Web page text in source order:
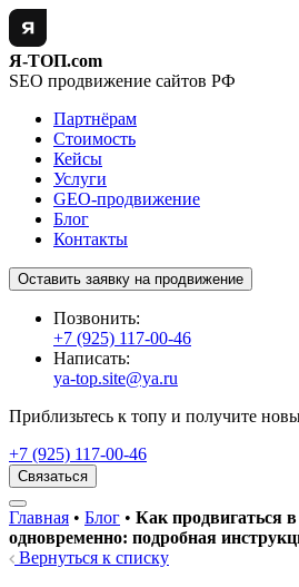
Я-ТОП.com
SEO продвижение сайтов РФ
Партнёрам
Стоимость
Кейсы
Услуги
GEO-продвижение
Блог
Контакты
Оставить заявку на продвижение
Позвонить:
+7 (925) 117-00-46
Написать:
ya-top.site@ya.ru
Приблизьтесь к топу и получите
+7 (925) 117-00-46
Связаться
Главная • Блог • Как продвигаться
одновременно: подробная
Вернуться к списку